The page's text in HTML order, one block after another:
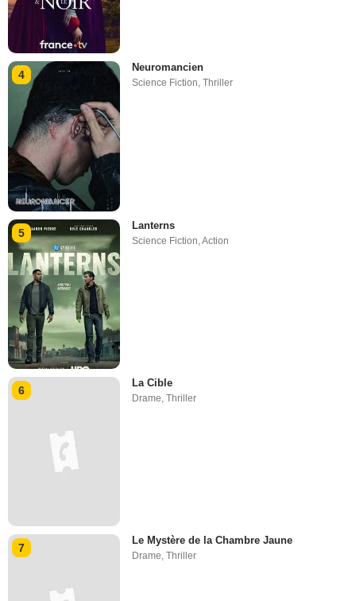
4
Neuromancien
Science Fiction,Thriller
5
Lanterns
Science Fiction ,Action
6
La Cible
Drame,Thriller
7
Le Mystère de la Chambre Jaune
Drame,Thriller